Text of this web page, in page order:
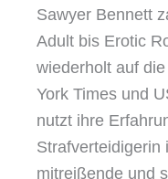
Sawyer Bennett
Adult bis Erotic
wiederholt auf
York Times und
nutzt ihre
Strafverteidigerin
mitreißende und